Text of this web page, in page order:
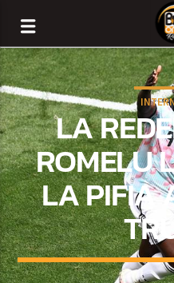
LA
ROMELU
LA PIFIA